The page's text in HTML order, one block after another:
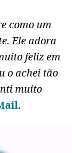
como um
Ele adora
feliz em
o achei tão
muito
.